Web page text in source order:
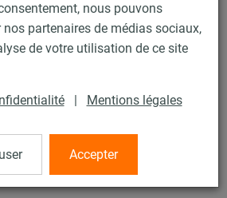
nous pouvons
partenaires de médias sociaux,
de votre utilisation de ce site
| Mentions légales
Accepter
Colliers
ARMAFLEX®